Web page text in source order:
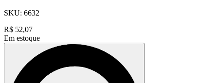
SKU: 6632
R$ 52,07
Em estoque